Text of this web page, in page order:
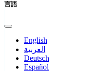
言語
English
العربية
Deutsch
Español